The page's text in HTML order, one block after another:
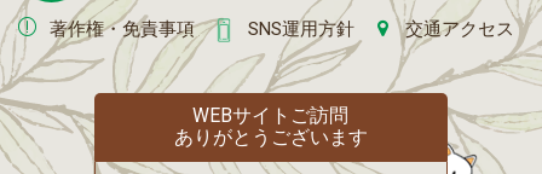
著作権・免責事項 SNS運用方針 交通アクセス
WEBサイトご訪問
ありがとうございます